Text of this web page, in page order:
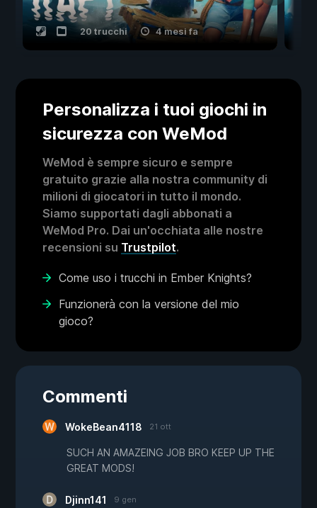
20 trucchi 4 mesi fa
Personalizza i tuoi giochi in
sicurezza con WeMod
WeMod è sempre sicuro e sempre
gratuito grazie alla nostra community di
milioni di giocatori in tutto il mondo.
Siamo supportati dagli abbonati a
WeMod Pro. Dai un'occhiata alle nostre
recensioni su Trustpilot.
Come uso i trucchi in Ember Knights?
Funzionerà con la versione del mio
gioco?
Commenti
WokeBean4118 21 ott
SUCH AN AMAZEING JOB BRO KEEP UP THE
GREAT MODS!
Djinn141 9 gen